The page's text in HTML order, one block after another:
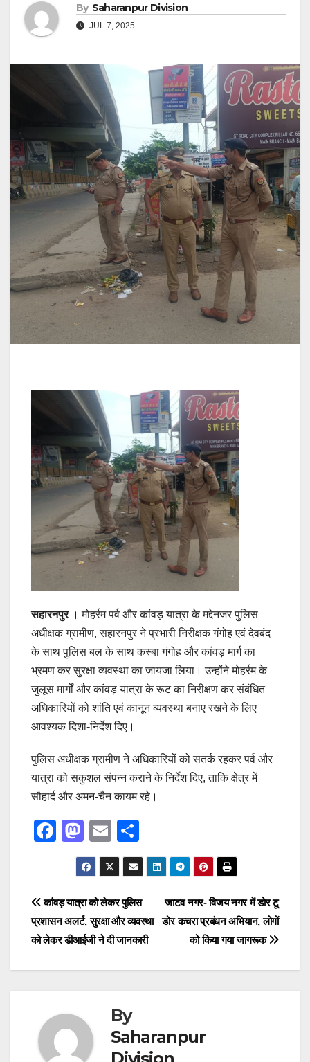
By Saharanpur Division
JUL 7, 2025
सहारनपुर। मोहर्रम पर्व और कांवड़ यात्रा के मद्देनजर पुलिस
अधीक्षक ग्रामीण, सहारनपुर ने प्रभारी निरीक्षक गंगोह एवं देवबंद
के साथ पुलिस बल के साथ कस्बा गंगोह और कांवड़ मार्ग का
भ्रमण कर सुरक्षा व्यवस्था का जायजा लिया। उन्होंने मोहर्रम के
जुलूस मार्गों और कांवड़ यात्रा के रूट का निरीक्षण कर संबंधित
अधिकारियों को शांति एवं कानून व्यवस्था बनाए रखने के लिए
आवश्यक दिशा-निर्देश दिए।
पुलिस अधीक्षक ग्रामीण ने अधिकारियों को सतर्क रहकर पर्व और
यात्रा को सकुशल संपन्न कराने के निर्देश दिए, ताकि क्षेत्र में
सौहार्द और अमन-चैन कायम रहे।
F
e
b
o
o
M
a
st
o
d
o
n
E
m
ail
h
ar
e
Post
navigation
जाटव नगर- विजय नगर में डोर टू
डोर कचरा प्रबंधन अभियान, लोगों
को किया गया जागरूक
कांवड़ यात्रा को लेकर पुलिस
प्रशासन अलर्ट, सुरक्षा और व्यवस्था
को लेकर डीआईजी ने दी जानकारी
By
Saharanpur